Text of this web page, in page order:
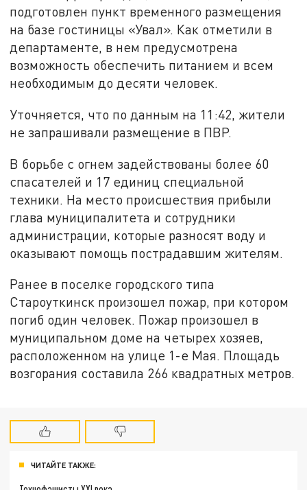
подготовлен пункт временного размещения
на базе гостиницы «Увал». Как отметили в
департаменте, в нем предусмотрена
возможность обеспечить питанием и всем
необходимым до десяти человек.
Уточняется, что по данным на 11:42, жители
не запрашивали размещение в ПВР.
В борьбе с огнем задействованы более 60
спасателей и 17 единиц специальной
техники. На место происшествия прибыли
глава муниципалитета и сотрудники
администрации, которые разносят воду и
оказывают помощь пострадавшим жителям.
Ранее в поселке городского типа
Староуткинск произошел пожар, при котором
погиб один человек. Пожар произошел в
муниципальном доме на четырех хозяев,
расположенном на улице 1-е Мая. Площадь
возгорания составила 266 квадратных метров.
ЧИТАЙТЕ ТАКЖЕ: